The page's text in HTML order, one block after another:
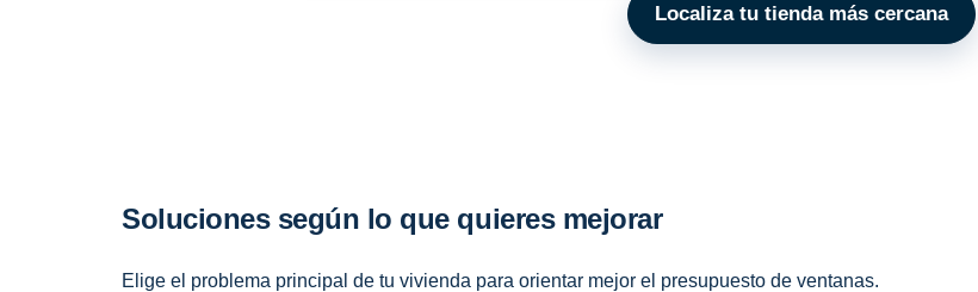
Localiza tu tienda más cercana
Soluciones según lo que quieres mejorar
Elige el problema principal de tu vivienda para orientar mejor el presupuesto de ventanas.